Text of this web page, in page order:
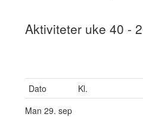
Aktiviteter uke 40 -
Dato Kl.
Man 29. sep